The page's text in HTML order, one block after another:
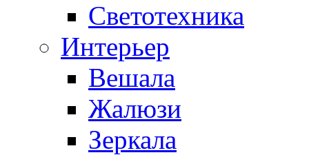
Светотехника
Интерьер
Вешала
Жалюзи
Зеркала